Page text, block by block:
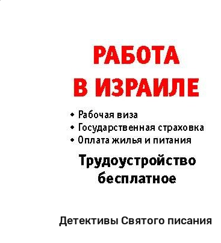
Детективы Святого писания